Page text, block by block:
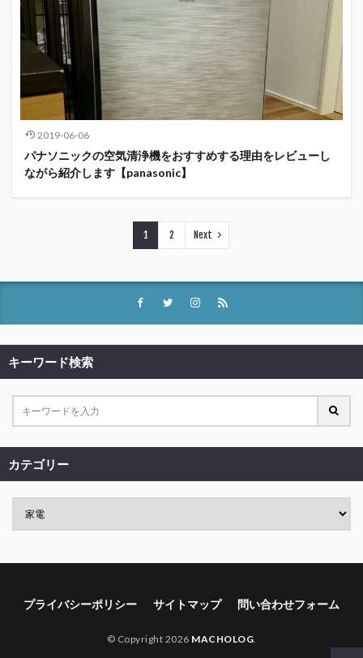
2019-06-06
パナソニックの空気清浄機をおすすめする理由をレビューし
ながら紹介します【panasonic】
1 2 Next
キーワード検索
カテゴリー
プライバシーポリシー サイトマップ 問い合わせフォーム
© Copyright 2026 MACHOLOG